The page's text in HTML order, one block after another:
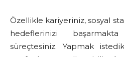
Özellikle kariyeriniz, sosyal
hedeflerinizi
süreçtesiniz. Yapmak